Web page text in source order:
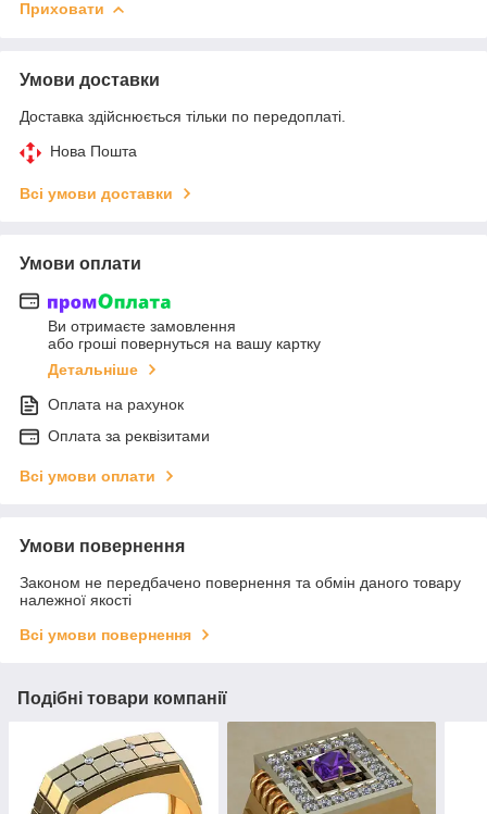
Приховати
Умови доставки
Доставка здійснюється тільки по передоплаті.
Нова Пошта
Всі умови доставки
Умови оплати
Ви отримаєте замовлення
або гроші повернуться на вашу картку
Детальніше
Оплата на рахунок
Оплата за реквізитами
Всі умови оплати
Умови повернення
Законом не передбачено повернення та обмін даного товару
належної якості
Всі умови повернення
Подібні товари компанії